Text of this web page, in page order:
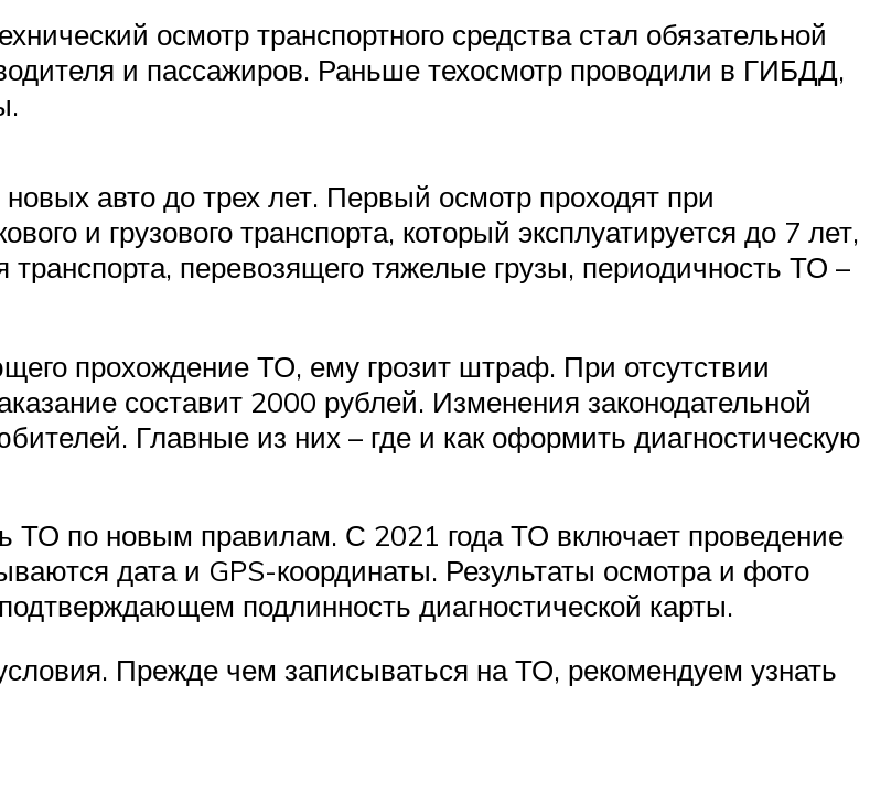
осмотр транспортного средства стал обязательной
и пассажиров. Раньше техосмотр проводили в ГИБДД,
авто до трех лет. Первый осмотр проходят при
и грузового транспорта, который эксплуатируется до 7 лет,
перевозящего тяжелые грузы, периодичность ТО –
прохождение ТО, ему грозит штраф. При отсутствии
составит 2000 рублей. Изменения законодательной
Главные из них – где и как оформить диагностическую
ТО по новым правилам. С 2021 года ТО включает проведение
дата и GPS-координаты. Результаты осмотра и фото
подлинность диагностической карты.
Прежде чем записываться на ТО, рекомендуем узнать